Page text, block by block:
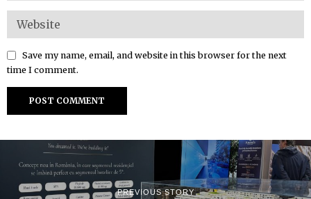
Save my name, email, and website in this browser for the next
time I comment.
PREVIOUS STORY